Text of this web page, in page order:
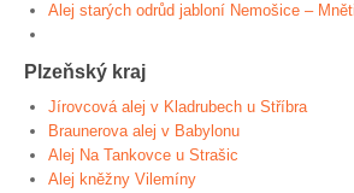
Alej starých odrůd jabloní Nemošice –
Plzeňský kraj
Jírovcová alej v Kladrubech u Stříbra
Braunerova alej v Babylonu
Alej Na Tankovce u Strašic
Alej kněžny Vilemíny